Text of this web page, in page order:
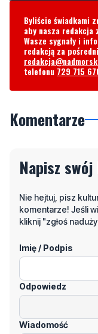
Byliście świadkami
aby nasza redakcja
Wasze sygnały i
redakcją za
telefonu 729 715
Komentarze
Napisz
Nie hejtuj, pisz
komentarze! Jeśli
kliknij "zgłoś
Imię / Podpis
Odpowiedz
Wiadomość